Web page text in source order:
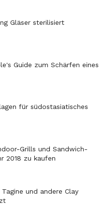
Gläser sterilisiert
Guide zum Schärfen eines
für südostasiatisches
Grills und Sandwich-
2018 zu kaufen
und andere Clay